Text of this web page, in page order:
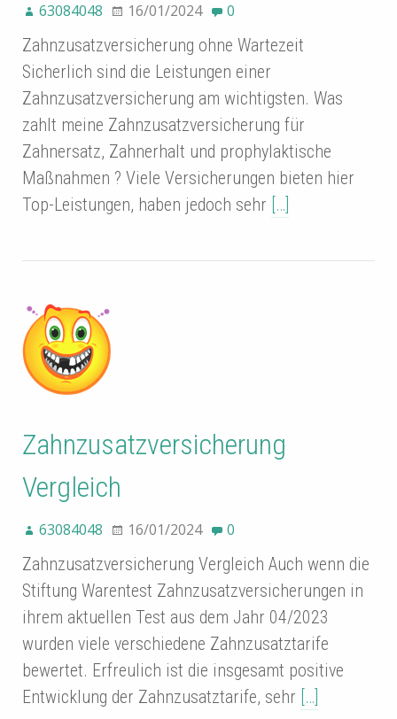
63084048 16/01/2024 0
Zahnzusatzversicherung ohne Wartezeit
Sicherlich sind die Leistungen einer
Zahnzusatzversicherung am wichtigsten. Was
zahlt meine Zahnzusatzversicherung für
Zahnersatz, Zahnerhalt und prophylaktische
Maßnahmen ? Viele Versicherungen bieten hier
Top-Leistungen, haben jedoch sehr […]
Zahnzusatzversicherung
Vergleich
63084048 16/01/2024 0
Zahnzusatzversicherung Vergleich Auch wenn die
Stiftung Warentest Zahnzusatzversicherungen in
ihrem aktuellen Test aus dem Jahr 04/2023
wurden viele verschiedene Zahnzusatztarife
bewertet. Erfreulich ist die insgesamt positive
Entwicklung der Zahnzusatztarife, sehr […]